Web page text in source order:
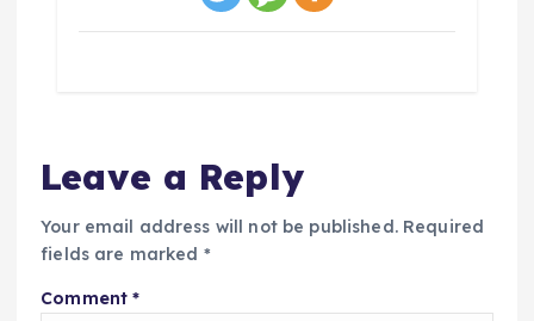
Leave a Reply
Your email address will not be published. Required
fields are marked *
Comment*